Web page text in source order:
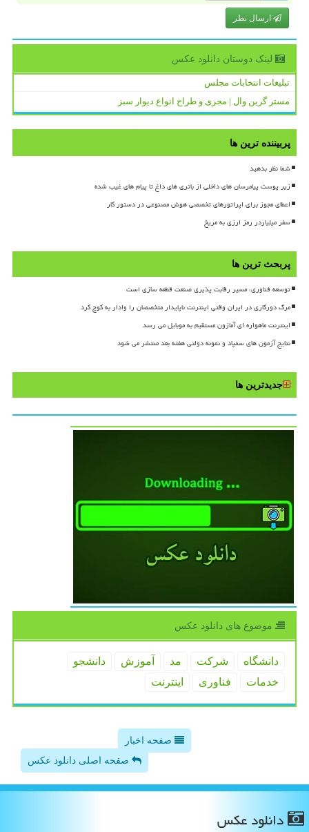
ارسال نظر
لینک دوستان دانلود عكس
تبلیغات انتخابات مجلس
مستر گرین وال | مجری و طراح انواع دیوار سبز
پربیننده ترین ها
شما نظر بدهید
زیر پوست پیامرسان های داخلی از باتری های داغ تا پیام های غیب شده
اعطای مجوز برای اپراتورهای تخصصی هوش مصنوعی در دستور کار
سفر میلیاردر رمز ارزی به مریخ
پربحث ترین ها
توسعه فناوری، مسیر رقابت پذیری صنعت قطعه سازی است
مرگ دورکاری در ایران وقتی اینترنت ناپایدار متخصصان را وادار به کوچ کرد
اینترنت ماهواره ای آمازون مستقیم به موبایل می رسد
نتایج آزمون های سمپاد و نمونه دولتی هفته بعد منتشر می شود
جدیدترین ها
موضوع های دانلود عكس
دانشگاه شركت مد آموزش
دانشجو
خدمات
فناوری اینترنت
صفحه اخبار
صفحه اصلی دانلود عکس
دانلود عكس